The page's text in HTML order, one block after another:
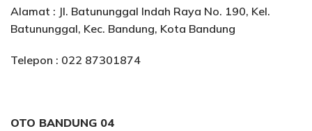
Alamat : Jl. Batununggal Indah Raya No. 190, Kel.
Batununggal, Kec. Bandung, Kota Bandung
Telepon : 022 87301874
OTO BANDUNG 04